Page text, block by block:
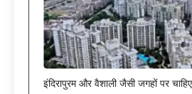
इंदिरापुरम और वैशाली जैसी जगहों पर